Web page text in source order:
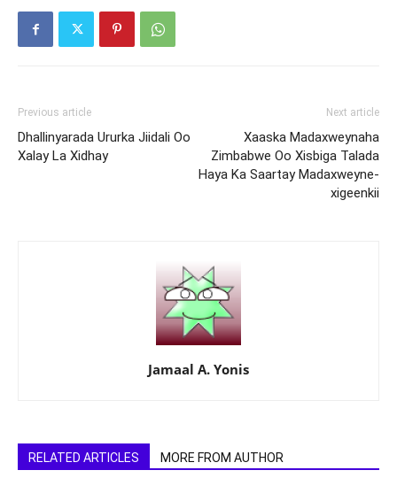
Previous article
Dhallinyarada Ururka Jiidali Oo
Xalay La Xidhay
Next article
Xaaska Madaxweynaha
Zimbabwe Oo Xisbiga Talada
Haya Ka Saartay Madaxweyne-
xigeenkii
Jamaal A. Yonis
RELATED ARTICLES MORE FROM AUTHOR